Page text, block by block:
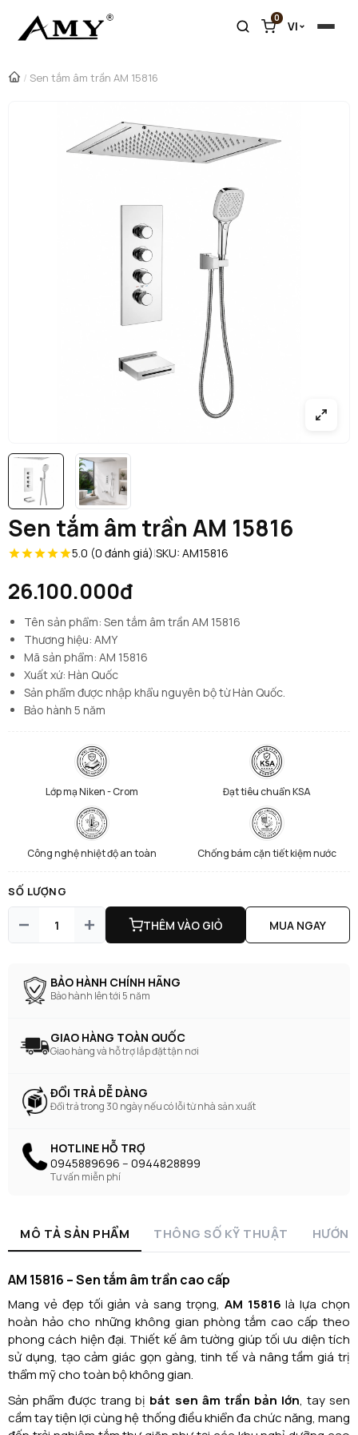
0
VI
/ Sen tắm âm trần AM 15816
Sen tắm âm trần AM 15816
5.0 (0 đánh giá)|SKU: AM15816
26.100.000đ
Tên sản phẩm: Sen tắm âm trần AM 15816
Thương hiệu: AMY
Mã sản phẩm: AM 15816
Xuất xứ: Hàn Quốc
Sản phẩm được nhập khẩu nguyên bộ từ Hàn Quốc.
Bảo hành 5 năm
Lớp mạ Niken - Crom Đạt tiêu chuẩn KSA
Công nghệ nhiệt độ an toàn Chống bám cặn tiết kiệm nước
SỐ LƯỢNG
THÊM VÀO GIỎ MUA NGAY
BẢO HÀNH CHÍNH HÃNG
Bảo hành lên tới 5 năm
GIAO HÀNG TOÀN QUỐC
Giao hàng và hỗ trợ lắp đặt tận nơi
ĐỔI TRẢ DỄ DÀNG
Đổi trả trong 30 ngày nếu có lỗi từ nhà sản xuất
HOTLINE HỖ TRỢ
0945889696 -- 0944828899
Tư vấn miễn phí
MÔ TẢ SẢN PHẨM THÔNG SỐ KỸ THUẬT
AM 15816 – Sen tắm âm trần cao cấp
Mang vẻ đẹp tối giản và sang trọng, AM 15816 là lựa chọn
hoàn hảo cho những không gian phòng tắm cao cấp theo
phong cách hiện đại. Thiết kế âm tường giúp tối ưu diện tích
sử dụng, tạo cảm giác gọn gàng, tinh tế và nâng tầm giá trị
thẩm mỹ cho toàn bộ không gian.
Sản phẩm được trang bị bát sen âm trần bản lớn, tay sen
cầm tay tiện lợi cùng hệ thống điều khiển đa chức năng, mang